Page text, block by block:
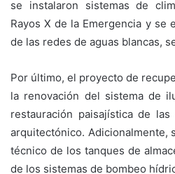
se instalaron sistemas de
Rayos X de la Emergencia y se
de las redes de aguas blancas,
Por último, el proyecto de
la renovación del sistema de
restauración paisajística de
arquitectónico. Adicionalmente,
técnico de los tanques de
de los sistemas de bombeo